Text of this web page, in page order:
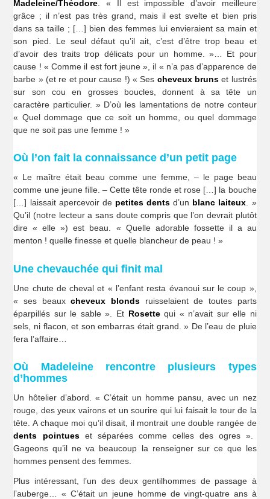
Madeleine/Théodore . « Il est impossible d’avoir meilleure
grâce ; il n’est pas très grand, mais il est svelte et bien pris
dans sa taille ; […] bien des femmes lui envieraient sa main et
son pied. Le seul défaut qu’il ait, c’est d’être trop beau et
d’avoir des traits trop délicats pour un homme. »… Et pour
cause ! « Comme il est fort jeune », il « n’a pas d’apparence de
barbe » (et re et pour cause !) « Ses cheveux brunset lustrés
sur son cou en grosses boucles, donnent à sa tête un
caractère particulier. » D’où les lamentations de notre conteur
« Quel dommage que ce soit un homme, ou quel dommage
que ne soit pas une femme ! »
Où l’on fait la connaissance d’un petit page
« Le maître était beau comme une femme, – le page beau
comme une jeune fille. – Cette tête ronde et rose […] la bouche
[…] laissait apercevoir de petites dents d’un blanc laiteux . »
Qu’il (notre lecteur a sans doute compris que l’on devrait plutôt
dire « elle ») est beau. « Quelle adorable fossette il a au
menton ! quelle finesse et quelle blancheur de peau ! »
Une chevauchée qui finit mal
Une chute de cheval et « l’enfant resta évanoui sur le coup »,
« ses beauxcheveux blonds ruisselaient de toutes parts
éparpillés sur le sable ». Et Rosettequi « n’avait sur elle ni
sels, ni flacon, et son embarras était grand. » De l’eau de pluie
fera l’affaire…
Où Madeleine rencontre plusieurs types
d’hommes
Un hôtelier d’abord. « C’était un homme pansu, avec un nez
rouge, des yeux vairons et un sourire qui lui faisait le tour de la
tête. A chaque moi qu’il disait, il montrait une double rangée de
dents pointueset séparées comme celles des ogres ».
Gageons qu’il ne va beaucoup la renseigner sur ce que les
hommes pensent des femmes.
Plus intéressant, l’un des deux gentilhommes de passage à
l’auberge… « C’était un jeune homme de vingt-quatre ans à